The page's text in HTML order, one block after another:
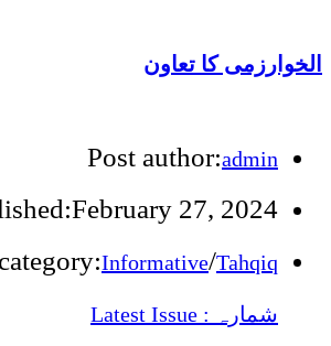
الخوارزمی کا تعاون
Post author:admin
February 27, 2024
Informative/Tahqiq
شمارہ : Latest Issue